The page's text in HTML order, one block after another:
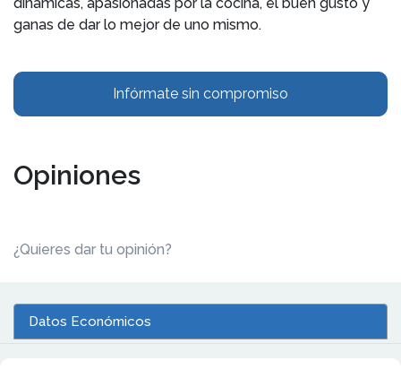
ganas de dar lo mejor de uno mismo.
Infórmate sin compromiso
Opiniones
¿Quieres dar tu opinión?
Datos Económicos